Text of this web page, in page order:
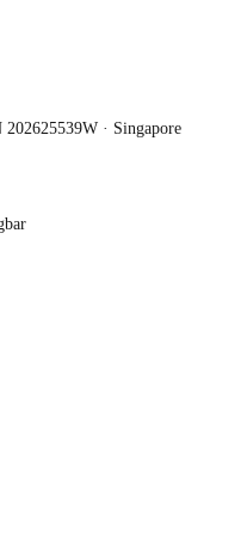
202625539W · Singapore